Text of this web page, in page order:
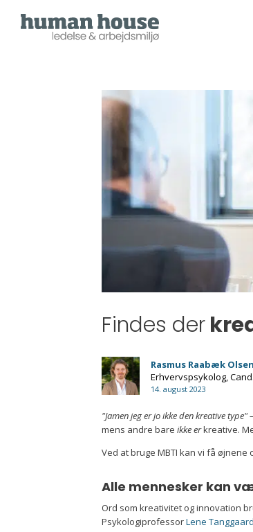
Findes der
Rasmus Raabæk Olsen
Erhvervspsykolog,
14. august 2023
"Jamen jeg er jo ikke den kreative type"
mens andre bare ikke erkreative.
Ved at bruge MBTI kan vi få
Alle mennesker kan
​Ord som kreativitet og innovation
PsykologiprofessorLene Tanggaard